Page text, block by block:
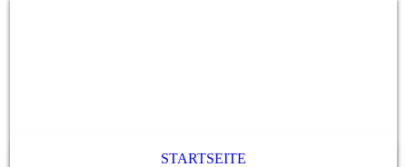
STARTSEITE